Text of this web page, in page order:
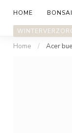
HOME BONSAI
Home / Acer